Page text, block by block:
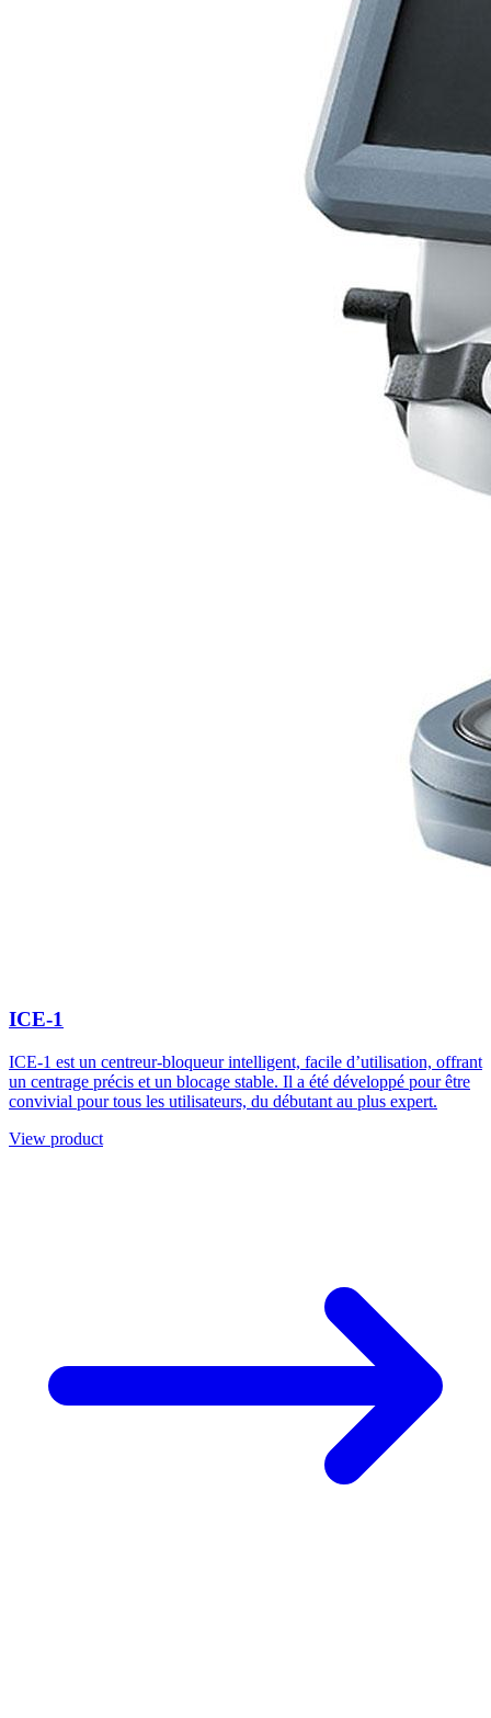
ICE-1
ICE-1 est un centreur-bloqueur intelligent, facile d’utilisation, offrant
un centrage précis et un blocage stable. Il a été développé pour être
convivial pour tous les utilisateurs, du débutant au plus expert.
View product